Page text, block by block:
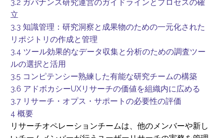
3.2 ガバナンス研究運営のガイドラインとプロセスの確
立
3.3 知識管理：研究洞察と成果物のための一元化された
リポジトリの作成と管理
3.4 ツール効果的なデータ収集と分析のための調査ツー
ルの選択と活用
3.5 コンピテンシー熟練した有能な研究チームの構築
3.6 アドボカシーUXリサーチの価値を組織内に広める
3.7 リサーチ・オプス・サポートの必要性の評価
4 概要
リサーチオペレーションチームは、他のメンバーや新し